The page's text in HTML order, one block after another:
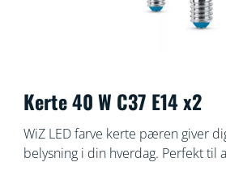
Kerte 40 W C37 E14 x2
WiZ LED farve kerte pæren giver
belysning i din hverdag. Perfekt til